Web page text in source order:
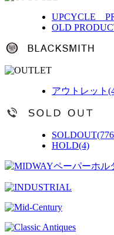
UPCYCLE
OLD
アウトレット
HOLD(4)